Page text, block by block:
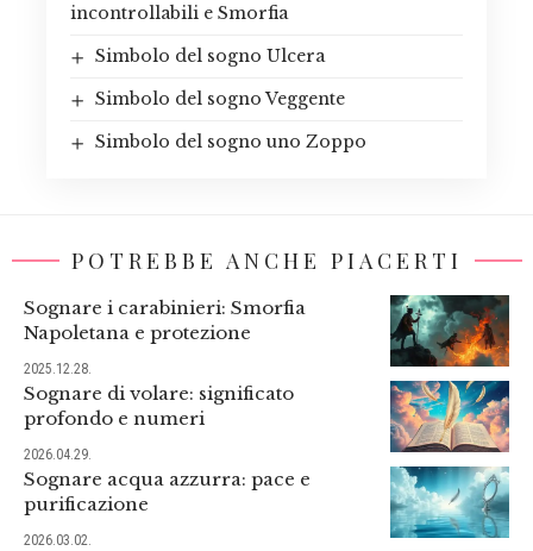
incontrollabili e Smorfia
Simbolo del sogno Ulcera
Simbolo del sogno Veggente
Simbolo del sogno uno Zoppo
POTREBBE ANCHE PIACERTI
Sognare i carabinieri: Smorfia
Napoletana e protezione
2025.12.28.
Sognare di volare: significato
profondo e numeri
2026.04.29.
Sognare acqua azzurra: pace e
purificazione
2026.03.02.